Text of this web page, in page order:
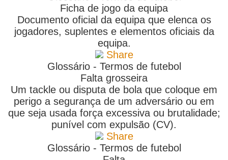
Ficha de jogo da equipa
Documento oficial da equipa que elenca os
jogadores, suplentes e elementos oficiais da
equipa.
Share
Glossário - Termos de futebol
Falta grosseira
Um tackle ou disputa de bola que coloque em
perigo a segurança de um adversário ou em
que seja usada força excessiva ou brutalidade;
punível com expulsão (CV).
Share
Glossário - Termos de futebol